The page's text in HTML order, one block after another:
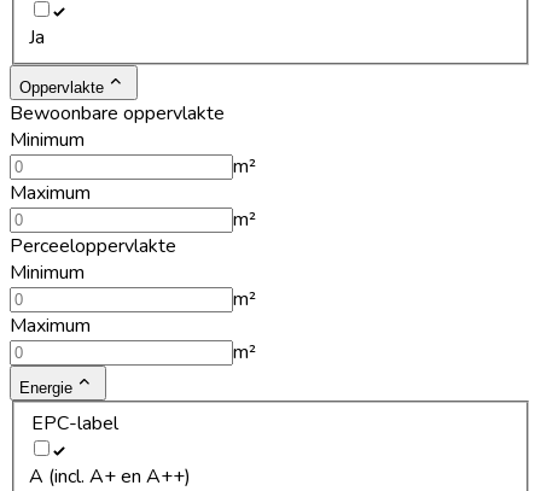
Ja
Oppervlakte
Bewoonbare oppervlakte
Minimum
m²
Maximum
m²
Perceeloppervlakte
Minimum
m²
Maximum
m²
Energie
EPC-label
A (incl. A+ en A++)